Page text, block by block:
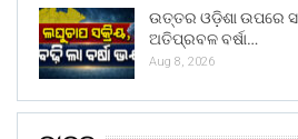
ଉତ୍ତର ଓଡ଼ିଶା ଉପରେ
ଅତିପ୍ରବଳ ବର୍ଷା…
Aug 8, 2026